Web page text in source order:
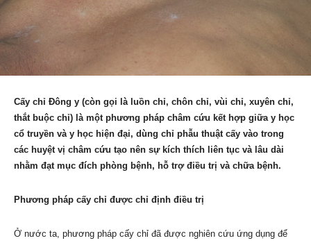
Cấy chỉ Đông y (còn gọi là luồn chỉ, chôn chỉ, vùi chỉ, xuyên chỉ,
thắt buộc chỉ) là một phương pháp châm cứu kết hợp giữa y học
cổ truyền và y học hiện đại, dùng chỉ phẫu thuật cấy vào trong
các huyệt vị châm cứu tạo nên sự kích thích liên tục và lâu dài
nhằm đạt mục đích phòng bệnh, hỗ trợ điều trị và chữa bệnh.
Phương pháp cấy chỉ được chỉ định điều trị
Ở nước ta, phương pháp cấy chỉ đã được nghiên cứu ứng dụng để